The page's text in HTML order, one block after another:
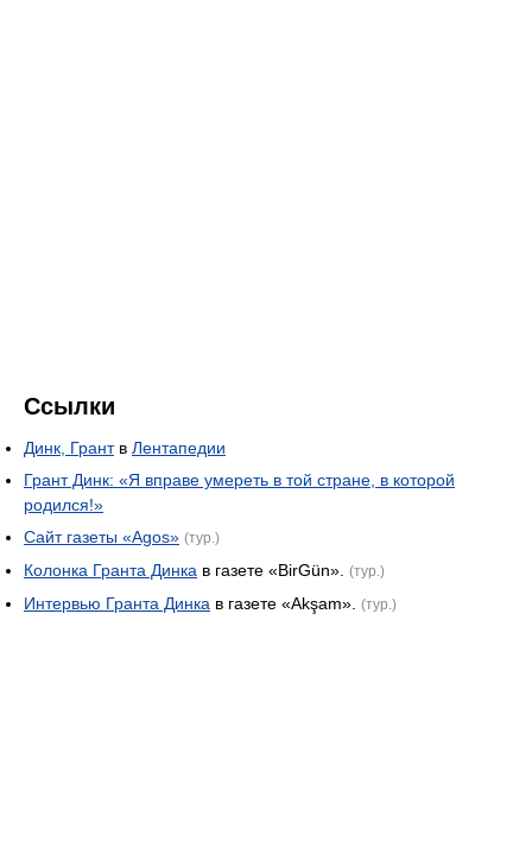
Ссылки
Динк, Грантв Лентапедии
Грант Динк: «Я вправе умереть в той стране, в которой
родился!»
Сайт газеты «Agos» (тур.)
Колонка Гранта Динка в газете «BirGün». (тур.)
Интервью Гранта Динка в газете «Akşam». (тур.)